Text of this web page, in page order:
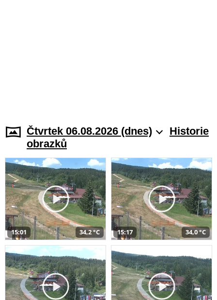
Čtvrtek 06.08.2026 (dnes)
Historie
obrazků
15:01 34,2 °C 15:17 34,0 °C